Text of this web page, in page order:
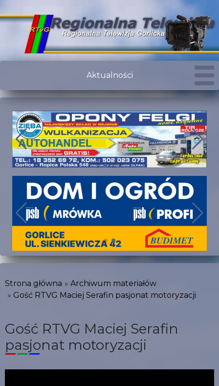
Aktualności
Strona główna
Archiwum materiałów
Gość RTVG Maciej Serafin pasjonat motoryzacji
Gość RTVG Maciej Serafin
pasjonat motoryzacji